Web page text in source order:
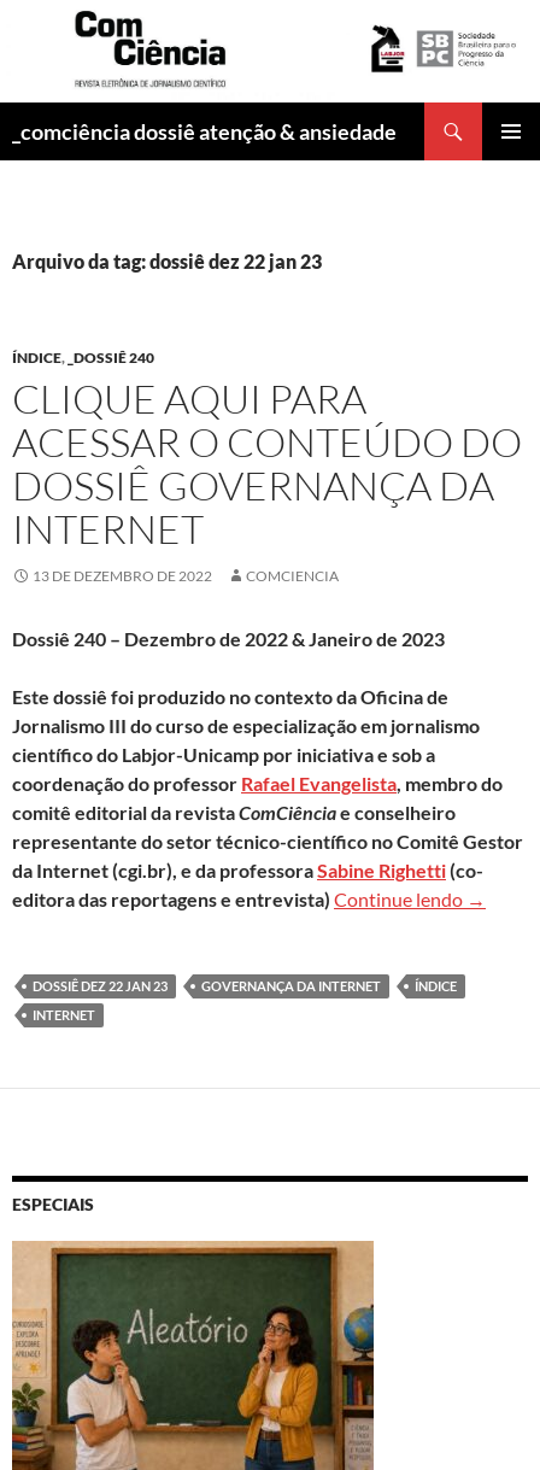
_comciência dossiê atenção & ansiedade
Arquivo da tag: dossiê dez 22 jan 23
ÍNDICE, _DOSSIÊ 240
CLIQUE AQUI PARA
ACESSAR O CONTEÚDO DO
DOSSIÊ GOVERNANÇA DA
INTERNET
13 DE DEZEMBRO DE 2022 COMCIENCIA
Dossiê 240 – Dezembro de 2022 & Janeiro de 2023
Este dossiê foi produzido no contexto da Oficina de
Jornalismo III do curso de especialização em jornalismo
científico do Labjor-Unicamp por iniciativa e sob a
coordenação do professor Rafael Evangelista, membro do
comitê editorial da revistaComCiênciae conselheiro
representante do setor técnico-científico no Comitê Gestor
da Internet (cgi.br), e da professoraSabine Righetti(co-
editora das reportagens e entrevista) Continue lendo Clique
→
DOSSIÊ DEZ 22 JAN 23 GOVERNANÇA DA INTERNET
ÍNDICE
INTERNET
ESPECIAIS